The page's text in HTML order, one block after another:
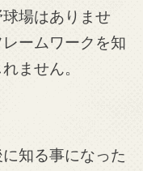
場はありませ
ームワークを知
ません。
知る事になった